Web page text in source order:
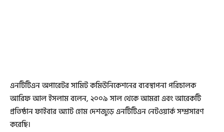
এনটিটিএন অপারেটর সামিট কমিউনিকেশনের ব্যবস্থাপনা পরিচালক
আরিফ আল ইসলাম বলেন, ২০০৯ সাল থেকে আমরা এবং আরেকটি
প্রতিষ্ঠান ফাইবার অ্যাট হোম দেশজুড়ে এনটিটিএন নেটওয়ার্ক সম্প্রসারণ
করেছি।